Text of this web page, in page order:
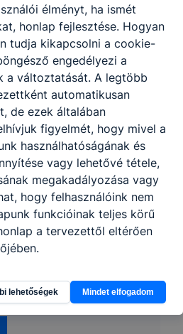
Közgazdasági
Pál u. 15-17.
élményt, ha ismét
honlap fejlesztése. Hogyan
tudja kikapcsolni a cookie-
engedélyezi a
a változtatását. A legtöbb
automatikusan
de ezek általában
figyelmét, hogy mivel a
használhatóságának és
vagy lehetővé tétele,
megakadályozása vagy
hogy felhasználóink nem
funkcióinak teljes körű
a tervezettől eltérően
lehetőségek Mindet elfogadom